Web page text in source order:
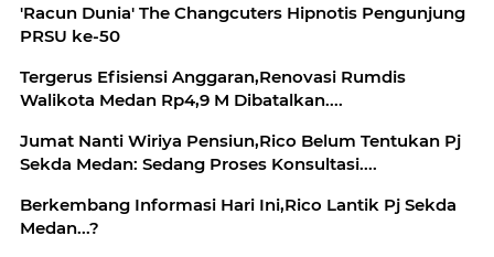
'Racun Dunia' The Changcuters Hipnotis Pengunjung
Tergerus Efisiensi Anggaran,Renovasi Rumdis
Walikota Medan Rp4,9 M Dibatalkan....
Jumat Nanti Wiriya Pensiun,Rico Belum Tentukan Pj
Sekda Medan: Sedang Proses Konsultasi....
Berkembang Informasi Hari Ini,Rico Lantik Pj Sekda
Medan...?